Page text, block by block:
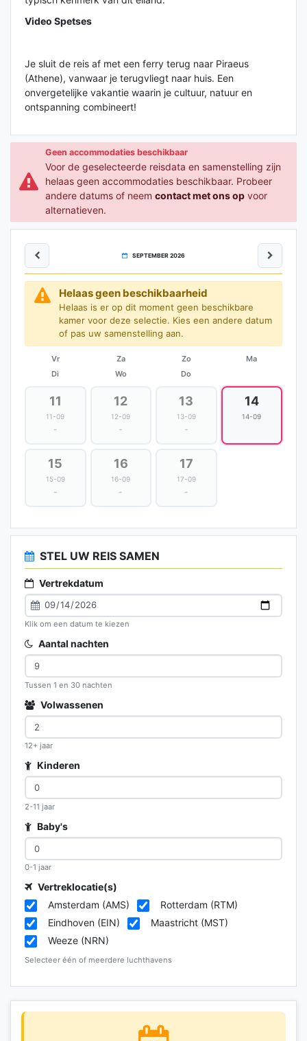
Video Spetses
Je sluit de reis af met een ferry terug naar Piraeus
(Athene), vanwaar je terugvliegt naar huis. Een
onvergetelijke vakantie waarin je cultuur, natuur en
ontspanning combineert!
Geen accommodaties beschikbaar
Voor de geselecteerde reisdata en samenstelling zijn
helaas geen accommodaties beschikbaar. Probeer
andere datums of neem contact met ons opvoor
alternatieven.
SEPTEMBER 2026
Helaas geen beschikbaarheid
Helaas is er op dit moment geen beschikbare
kamer voor deze selectie. Kies een andere datum
of pas uw samenstelling aan.
Vr Za Zo
Ma
Di
Wo Do
11
11-09
-
12
12-09
-
13
13-09
-
14
14-09
15
15-09
-
16
16-09
-
17
17-09
-
STEL UW REIS SAMEN
Vertrekdatum
Klik om een datum te kiezen
Aantal nachten
Tussen 1 en 30 nachten
Volwassenen
12+ jaar
Kinderen
2-11 jaar
Baby's
0-1 jaar
Vertreklocatie(s)
Amsterdam (AMS)
Rotterdam (RTM)
Eindhoven (EIN)
Maastricht (MST)
Weeze (NRN)
Selecteer één of meerdere luchthavens